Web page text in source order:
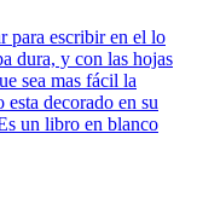
para escribir en el lo
dura, y con las hojas
sea mas fácil la
decorado en su
un libro en blanco